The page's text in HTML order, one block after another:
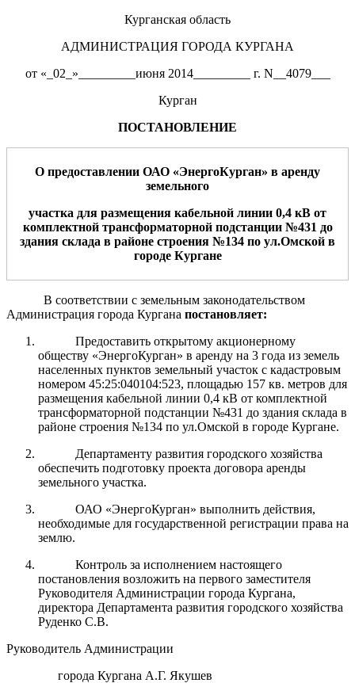
Курганская область
АДМИНИСТРАЦИЯ ГОРОДА КУРГАНА
от «_02_»_________июня 2014_________ г. N__4079___
Курган
ПОСТАНОВЛЕНИЕ
О предоставлении ОАО «ЭнергоКурган» в аренду
земельного
участка для размещения кабельной линии 0,4 кВ от
комплектной трансформаторной подстанции №431 до
здания склада в районе строения №134 по ул.Омской в
городеКургане
В соответствии с земельным законодательством
Администрация города Кургана постановляет:
Предоставить открытому акционерному
обществу «ЭнергоКурган» в аренду на 3 года из земель
населенных пунктов земельный участок с кадастровым
номером 45:25:040104:523, площадью 157 кв. метров для
размещения кабельной линии 0,4 кВ от комплектной
трансформаторной подстанции №431 до здания склада в
районе строения №134 по ул.Омской в городе Кургане.
Департаменту развития городского хозяйства
обеспечить подготовку проекта договора аренды
земельного участка.
ОАО «ЭнергоКурган» выполнить действия,
необходимые для государственной регистрации права на
землю.
Контроль за исполнением настоящего
постановления возложить на первого заместителя
Руководителя Администрации города Кургана,
директора Департамента развития городского хозяйства
Руденко С.В.
Руководитель Администрации
города Кургана А.Г. Якушев